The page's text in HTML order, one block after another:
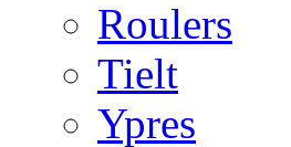
Roulers
Tielt
Ypres